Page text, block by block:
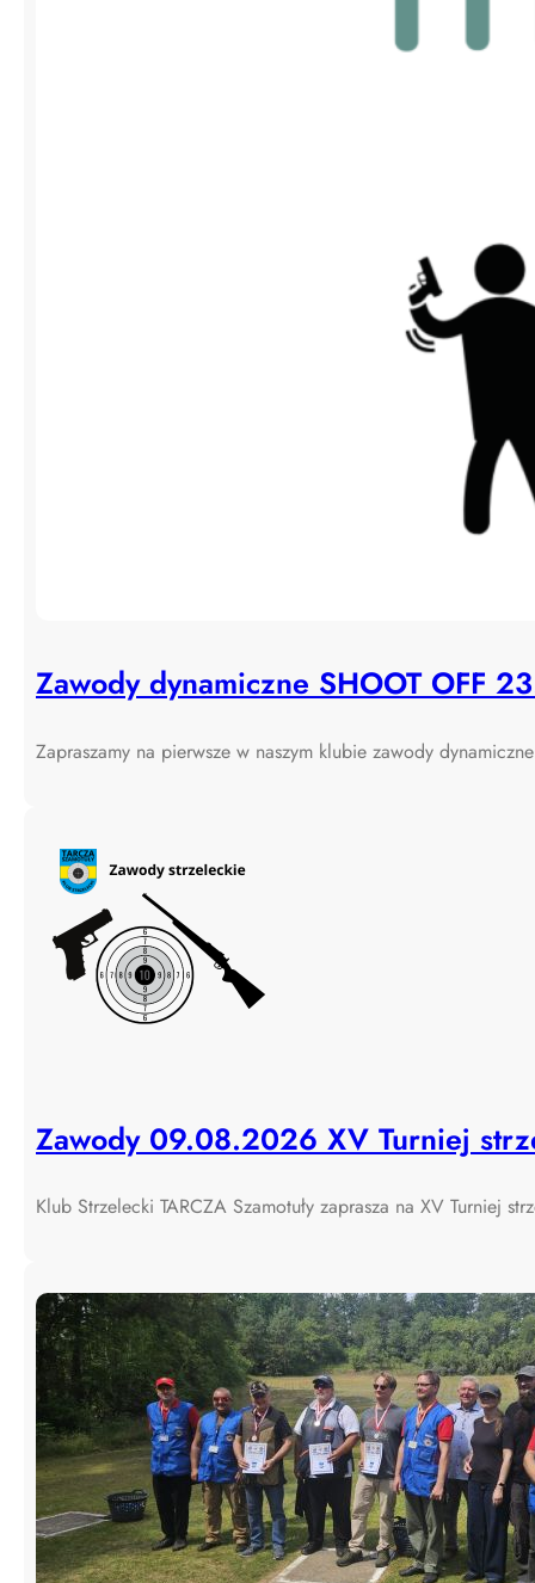
Zawody dynamiczne SHOOT OFF
Zapraszamy na pierwsze w naszym klubie zawody
Zawody 09.08.2026 XV Turniej
Klub Strzelecki TARCZA Szamotuły zaprasza na XV Turniej